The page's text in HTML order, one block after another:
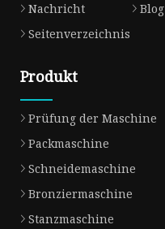
Nachricht
Blog
Seitenverzeichnis
Produkt
Prüfung der Maschine
Packmaschine
Schneidemaschine
Bronziermaschine
Stanzmaschine